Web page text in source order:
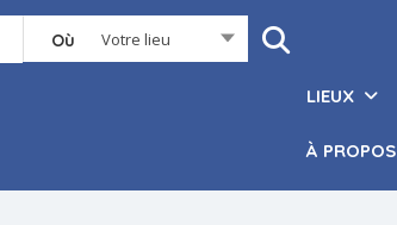
Où Votre lieu
LIEUX
À PROPOS